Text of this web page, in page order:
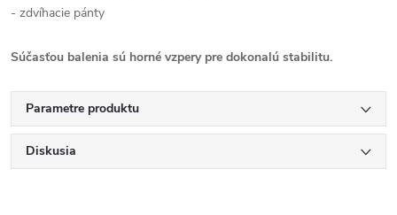
- zdvíhacie pánty
Súčasťou balenia sú horné vzpery pre dokonalú stabilitu.
Parametre produktu
Diskusia